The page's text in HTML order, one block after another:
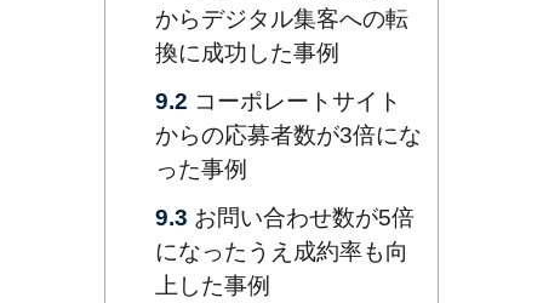
からデジタル集客への転
換に成功した事例
9.2 コーポレートサイト
からの応募者数が3倍にな
った事例
9.3 お問い合わせ数が5倍
になったうえ成約率も向
上した事例